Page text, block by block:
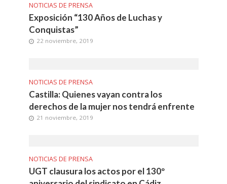
NOTICIAS DE PRENSA
Exposición “130 Años de Luchas y
Conquistas”
22 noviembre, 2019
NOTICIAS DE PRENSA
Castilla: Quienes vayan contra los
derechos de la mujer nos tendrá enfrente
21 noviembre, 2019
NOTICIAS DE PRENSA
UGT clausura los actos por el 130º